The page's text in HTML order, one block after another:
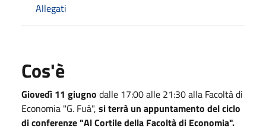
Allegati
Cos'è
Giovedì 11 giugno dalle 17:00 alle 21:30 alla Facoltà di
Economia "G. Fuà", si terrà un appuntamento del ciclo
di conferenze "Al Cortile della Facoltà di Economia".